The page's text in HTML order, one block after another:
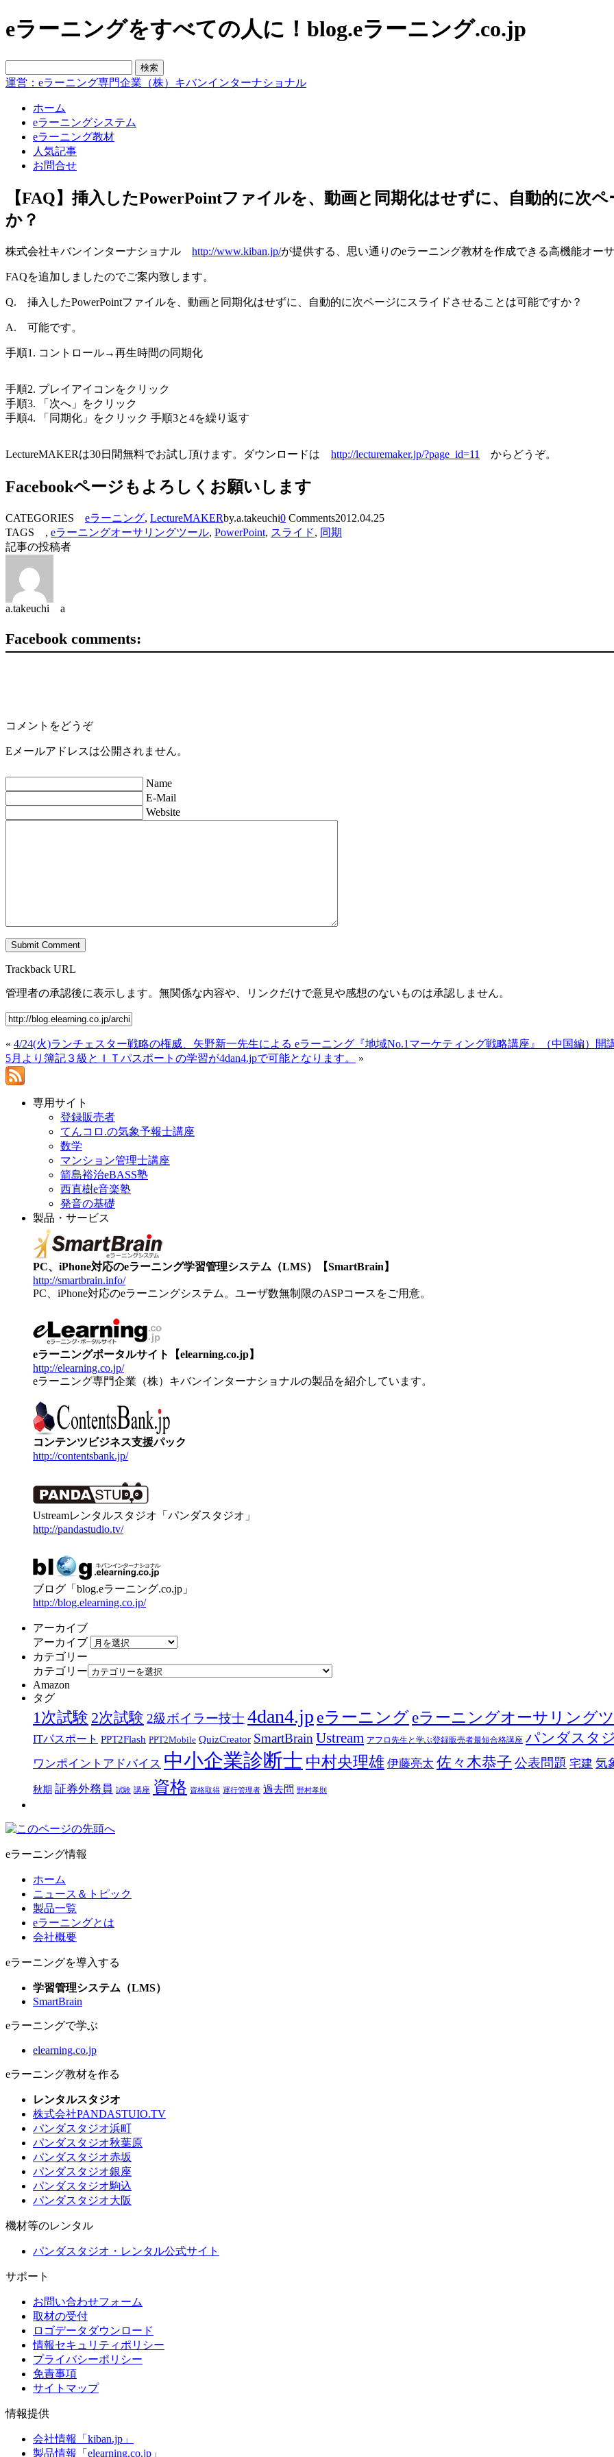
eラーニングをすべての人に！blog.eラーニング.co.jp
運営：eラーニング専門企業（株）キバンインターナショナル
ホーム
eラーニングシステム
eラーニング教材
人気記事
お問合せ
【FAQ】挿入したPowerPointファイルを、動画と同期化はせずに、自動的に次
か？
株式会社キバンインターナショナル http://www.kiban.jp/が提供する、思い通りのeラーニング教材を作成できる高機能オー
FAQを追加しましたのでご案内致します。
Q. 挿入したPowerPointファイルを、動画と同期化はせずに、自動的に次ページにスライドさせることは可能ですか？
A. 可能です。
手順1. コントロール→再生時間の同期化
手順2. プレイアイコンをクリック
手順3. 「次へ」をクリック
手順4. 「同期化」をクリック 手順3と4を繰り返す
LectureMAKERは30日間無料でお試し頂けます。ダウンロードは http://lecturemaker.jp/?page_id=11 からどうぞ。
Facebookページもよろしくお願いします
CATEGORIES eラーニング, LectureMAKERby.a.takeuchi0 Comments2012.04.25
TAGS , eラーニングオーサリングツール, PowerPoint, スライド, 同期
記事の投稿者
a.takeuchi a
Facebook comments:
コメントをどうぞ
Eメールアドレスは公開されません。
Name
E-Mail
Website
Trackback URL
管理者の承認後に表示します。無関係な内容や、リンクだけで意見や感想のないものは承認しません。
« 4/24(火)ランチェスター戦略の権威、矢野新一先生による eラーニング『地域No.1マーケティング戦略講座』（中国編）開
5月より簿記３級とＩＴパスポートの学習が4dan4.jpで可能となります。
»
専用サイト
登録販売者
てんコロ.の気象予報士講座
数学
マンション管理士講座
箭島裕治eBASS塾
西直樹e音楽塾
発音の基礎
製品・サービス
PC、iPhone対応のeラーニング学習管理システム（LMS）【SmartBrain】
http://smartbrain.info/
PC、iPhone対応のeラーニングシステム。ユーザ数無制限のASPコースをご用意。
eラーニングポータルサイト【elearning.co.jp】
http://elearning.co.jp/
eラーニング専門企業（株）キバンインターナショナルの製品を紹介しています。
コンテンツビジネス支援パック
http://contentsbank.jp/
Ustreamレンタルスタジオ「パンダスタジオ」
http://pandastudio.tv/
ブログ「blog.eラーニング.co.jp」
http://blog.elearning.co.jp/
アーカイブ
アーカイブ
カテゴリー
カテゴリー
Amazon
タグ
1次試験 2次試験 2級ボイラー技士4dan4.jp eラーニング eラーニングオーサリング
ITパスポート PPT2Flash PPT2Mobile QuizCreator SmartBrain Ustream アフロ先生と学ぶ登録販売者最短合格講座 パンダスタ
ワンポイントアドバイス 中小企業診断士 中村央理雄 伊藤亮太 佐々木恭子 公表問題 宅建 気
秋期 証券外務員 試験 講座 資格 資格取得 運行管理者 過去問 野村孝則
eラーニング情報
ホーム
ニュース＆トピック
製品一覧
eラーニングとは
会社概要
eラーニングを導入する
学習管理システム（LMS）
SmartBrain
eラーニングで学ぶ
elearning.co.jp
eラーニング教材を作る
レンタルスタジオ
株式会社PANDASTUIO.TV
パンダスタジオ浜町
パンダスタジオ秋葉原
パンダスタジオ赤坂
パンダスタジオ銀座
パンダスタジオ駒込
パンダスタジオ大阪
機材等のレンタル
パンダスタジオ・レンタル公式サイト
サポート
お問い合わせフォーム
取材の受付
ロゴデータダウンロード
情報セキュリティポリシー
プライバシーポリシー
免責事項
サイトマップ
情報提供
会社情報「kiban.jp」
製品情報「elearning.co.jp」